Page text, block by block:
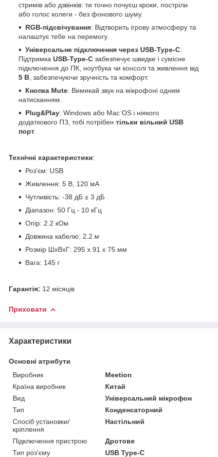
стримів або дзвінків: ти точно почуєш кроки, постріли
або голос колеги - без фонового шуму.
RGB-підсвічування: Відтворить ігрову атмосферу та
налаштує тебе на перемогу.
Універсальне підключення через USB-Type-C:
Підтримка USB-Type-C забезпечує швидке і сумісне
підключення до ПК, ноутбука чи консолі та живлення від
5 В , забезпечуючи зручність та комфорт.
Кнопка Mute: Вимикай звук на мікрофоні одним
натисканням.
Plug&Play: Windows або Mac OS і ніякого
додаткового ПЗ, тобі потрібен тільки вільний USB
порт
Технічні характеристики:
Роз'єм: USB
Живлення: 5 В, 120 мА
Чутливість: -38 дБ ± 3 дБ
Діапазон: 50 Гц - 10 кГц
Опір: 2.2 кОм
Довжина кабелю: 2.2 м
Розмір ШхВхГ: 295 х 91 х 75 мм
Вага: 145 г
Гарантія: 12 місяців
Приховати
Характеристики
Основні атрибути
Виробник
Meetion
Країна виробник
Китай
Вид
Універсальний мікрофон
Тип
Конденсаторний
Спосіб установки/
кріплення
Настільний
Підключення пристрою
Дротове
Тип роз'єму
USB Type-C